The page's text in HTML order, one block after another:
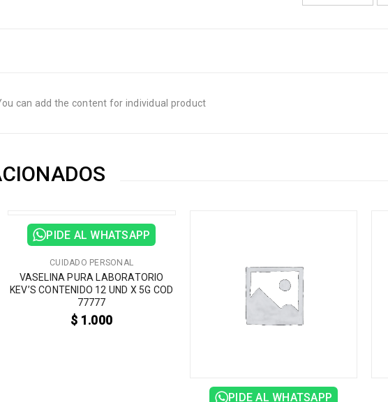
can add the content for individual product
PIDE AL WHATSAPP
CUIDADO PERSONAL
VASELINA PURA LABORATORIO
KEV’S CONTENIDO 12 UND X 5G COD
77777
$ 1.000
PIDE AL WHATSAPP